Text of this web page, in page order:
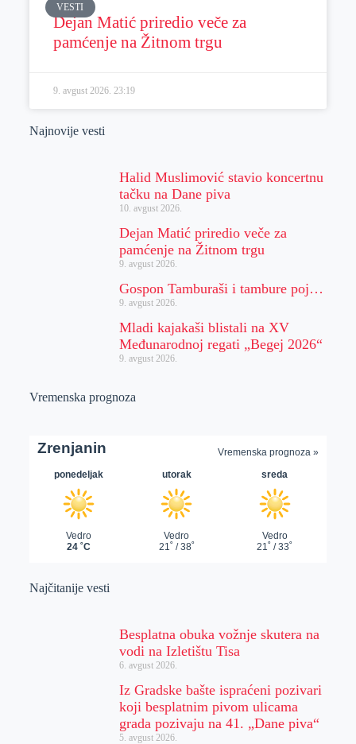
VESTI
Dejan Matić priredio veče za
pamćenje na Žitnom trgu
9. avgust 2026. 23:19
Najnovije vesti
Halid Muslimović stavio koncertnu
tačku na Dane piva
10. avgust 2026.
Dejan Matić priredio veče za
pamćenje na Žitnom trgu
9. avgust 2026.
Gospon Tamburaši i tambure poj…
9. avgust 2026.
Mladi kajakaši blistali na XV
Međunarodnoj regati „Begej 2026“
9. avgust 2026.
Vremenska prognoza
Najčitanije vesti
Besplatna obuka vožnje skutera na
vodi na Izletištu Tisa
6. avgust 2026.
Iz Gradske bašte ispraćeni pozivari
koji besplatnim pivom ulicama
grada pozivaju na 41. „Dane piva“
5. avgust 2026.